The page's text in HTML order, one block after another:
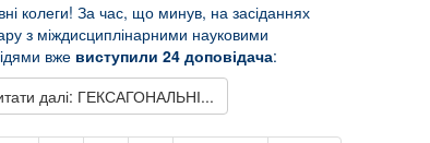
колеги! За час, що минув, на засіданнях
з міждисциплінарними науковими
вже виступили 24 доповідача:
далі: ГЕКСАГОНАЛЬНІ...